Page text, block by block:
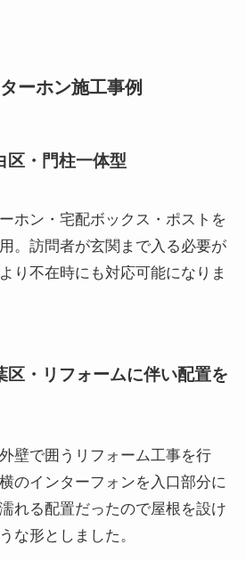
ーホン施工事例
区・門柱一体型
ホン・宅配ボックス・ポストを
。訪問者が玄関まで入る必要が
り不在時にも対応可能になりま
区・リフォームに伴い配置を
壁で囲うリフォーム工事を行
のインターフォンを入口部分に
れる配置だったので屋根を設け
な形としました。